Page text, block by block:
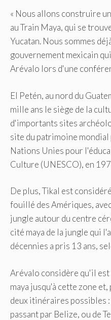
« Nous allons construire
au Train Maya, qui se
Yucatan. Nous sommes
gouvernement mexicain
Arévalo lors d'une
El Petén, au nord du
mille ans le siège de la
d'importants sites
site du patrimoine
Nations Unies pour
Culture (UNESCO), en
De plus, Tikal est
fouillé des Amériques,
jungle autour du centre
cité maya de la jungle qui
décennies a pris 13 ans,
Arévalo considère qu'il
maya jusqu'à cette zone
deux itinéraires possibles
passant par Belize, ou de